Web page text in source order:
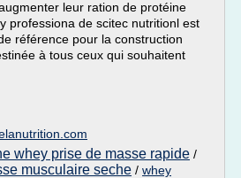
leur ration de protéine
professiona de scitec nutritionl est
référence pour la construction
à tous ceux qui souhaitent
whey prise de masse rapide /
musculaire seche / whey